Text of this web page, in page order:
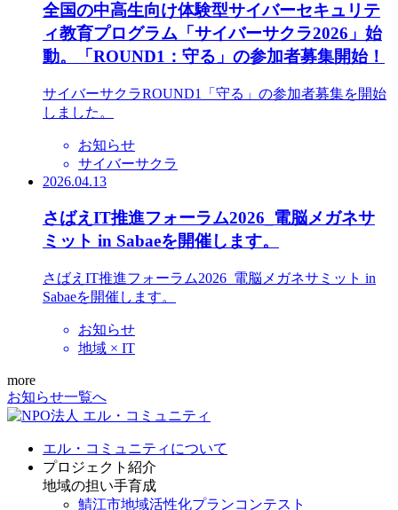
全国の中高生向け体験型サイバーセキュリテ
ィ教育プログラム「サイバーサクラ2026」始
動。「ROUND1：守る」の参加者募集開始！
サイバーサクラROUND1「守る」の参加者募集を開始
しました。
お知らせ
サイバーサクラ
2026.04.13
さばえIT推進フォーラム2026_電脳メガネサ
ミット in Sabaeを開催します。
さばえIT推進フォーラム2026_電脳メガネサミット in
Sabaeを開催します。
お知らせ
地域 × IT
more
お知らせ一覧へ
エル・コミュニティについて
プロジェクト紹介
地域の担い手育成
鯖江市地域活性化プランコンテスト